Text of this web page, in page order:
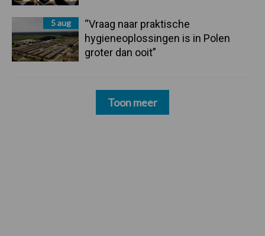
5 aug
“Vraag naar praktische
hygieneoplossingen is in Polen
groter dan ooit”
Toon meer